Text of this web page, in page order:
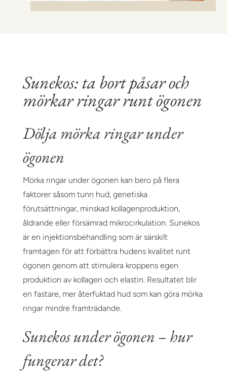
Sunekos: ta bort påsar och
mörkar ringar runt ögonen
Dölja mörka ringar under
ögonen
Mörka ringar under ögonen kan bero på flera
faktorer såsom tunn hud, genetiska
förutsättningar, minskad kollagenproduktion,
åldrande eller försämrad mikrocirkulation. Sunekos
är en injektionsbehandling som är särskilt
framtagen för att förbättra hudens kvalitet runt
ögonen genom att stimulera kroppens egen
produktion av kollagen och elastin. Resultatet blir
en fastare, mer återfuktad hud som kan göra mörka
ringar mindre framträdande.
Sunekos under ögonen – hur
fungerar det?